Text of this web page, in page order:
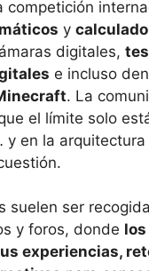
competición
y
digitales,
e incluso
. La
el límite solo
y en la
suelen ser
y foros, donde
experiencias,